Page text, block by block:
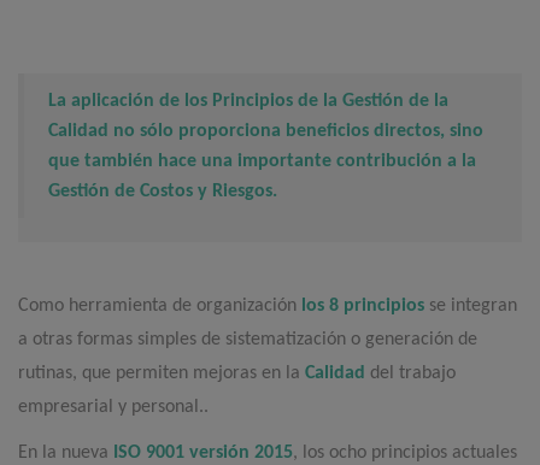
La aplicación de los Principios de la Gestión de la
Calidad no sólo proporciona beneficios directos, sino
que también hace una importante contribución a la
Gestión de Costos y Riesgos.
Como herramienta de organización los 8 principios se integran
a otras formas simples de sistematización o generación de
rutinas, que permiten mejoras en la Calidad del trabajo
empresarial y personal..
En la nueva ISO 9001 versión 2015, los ocho principios actuales